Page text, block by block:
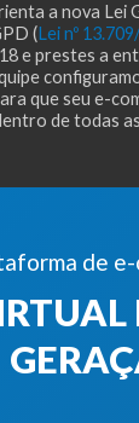
a nova Lei
(Lei nº
e prestes a
que seu e-
de todas
de